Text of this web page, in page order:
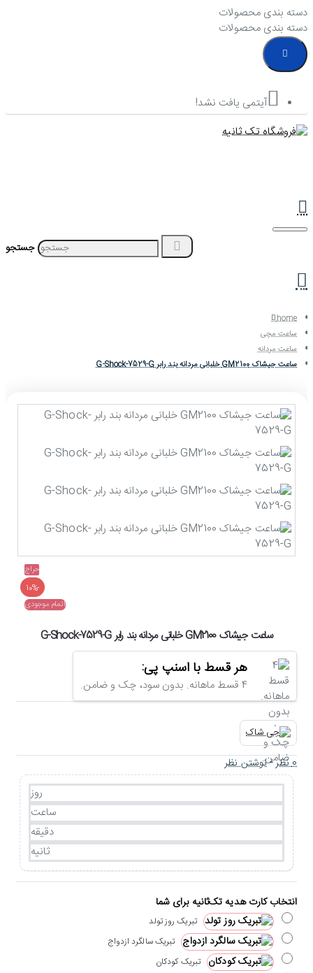
دسته بندی محصولات
دسته بندی محصولات
آیتمی یافت نشد!
جستجو
home
ساعت مچی
ساعت مردانه
ساعت جیشاک GM2100 خلبانی مردانه بند رابر G-Shock-7529-G
حراج
-10%
اتمام موجودی
ساعت جیشاک GM2100 خلبانی مردانه بند رابر G-Shock-7529-G
هر قسط با اسنپ پی:
4 قسط ماهانه. بدون سود، چک و ضامن.
0 نظر -نوشتن نظر
روز
ساعت
دقیقه
ثانیه
انتخاب کارت هدیه تک‌ثانیه برای شما
تبریک روز تولد
تبریک سالگرد ازدواج
تبریک کودکان